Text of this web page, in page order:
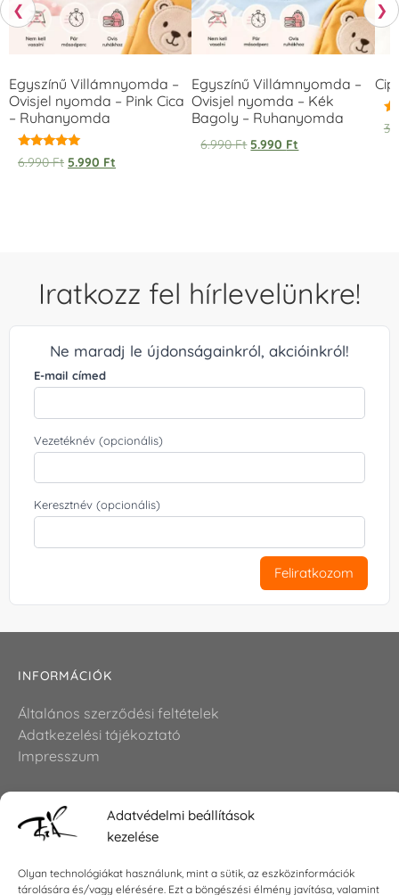
Adatvédelmi beállítások
kezelése
Olyan technológiákat használunk, mint a sütik, az eszközinformációk
tárolására és/vagy elérésére. Ezt a böngészési élmény javítása, valamint
❮
Egyszínű Villámnyomda –
Ovisjel nyomda – Pink Cica
– Ruhanyomda
Értékelés:
5.00
6.990Ft 5.990 Ft
Egyszínű Villámnyomda –
Ovisjel nyomda – Kék
Bagoly – Ruhanyomda
6.990Ft 5.990 Ft
❯
Iratkozz fel hírlevelünkre!
Ne maradj le újdonságainkról, akcióinkról!
E-mail címed
Vezetéknév (opcionális)
Keresztnév (opcionális)
Feliratkozom
INFORMÁCIÓK
Általános szerződési feltételek
Adatkezelési tájékoztató
Impresszum
KAPCSOLAT
Telefon: +36 30 6767872